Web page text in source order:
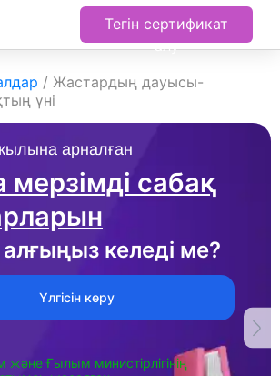
Тегін сертификат
алу
арналған
сабақ
келеді ме?
Үлгісін көру
және Ғылым министірлігінің
/ Жастардың дауысы-
үні